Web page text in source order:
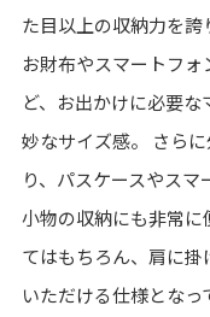
た目以上の収納力を誇
お財布やスマートフ
ど、お出かけに必要
妙なサイズ感。 さら
り、パスケースやス
小物の収納にも非常
てはもちろん、肩に
いただける仕様となっ